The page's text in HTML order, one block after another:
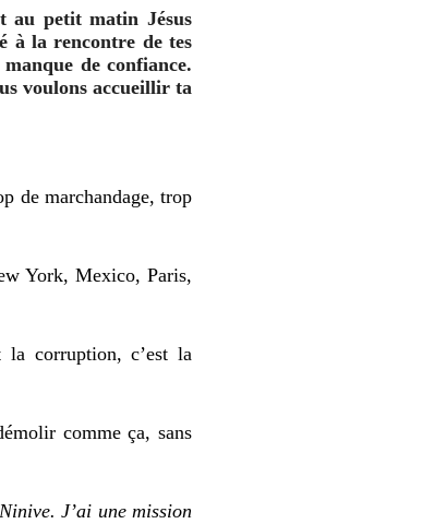
au petit matin Jésus
à la rencontre de tes
de confiance.
voulons accueillir ta
de marchandage, trop
York, Mexico, Paris,
la corruption, c’est la
comme ça, sans
J’ai une mission